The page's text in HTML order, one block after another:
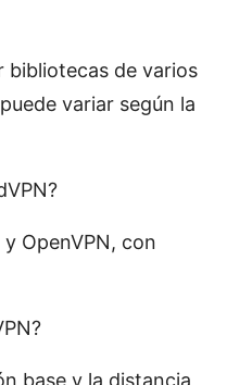
bibliotecas de varios
variar según la
OpenVPN, con
base y la distancia